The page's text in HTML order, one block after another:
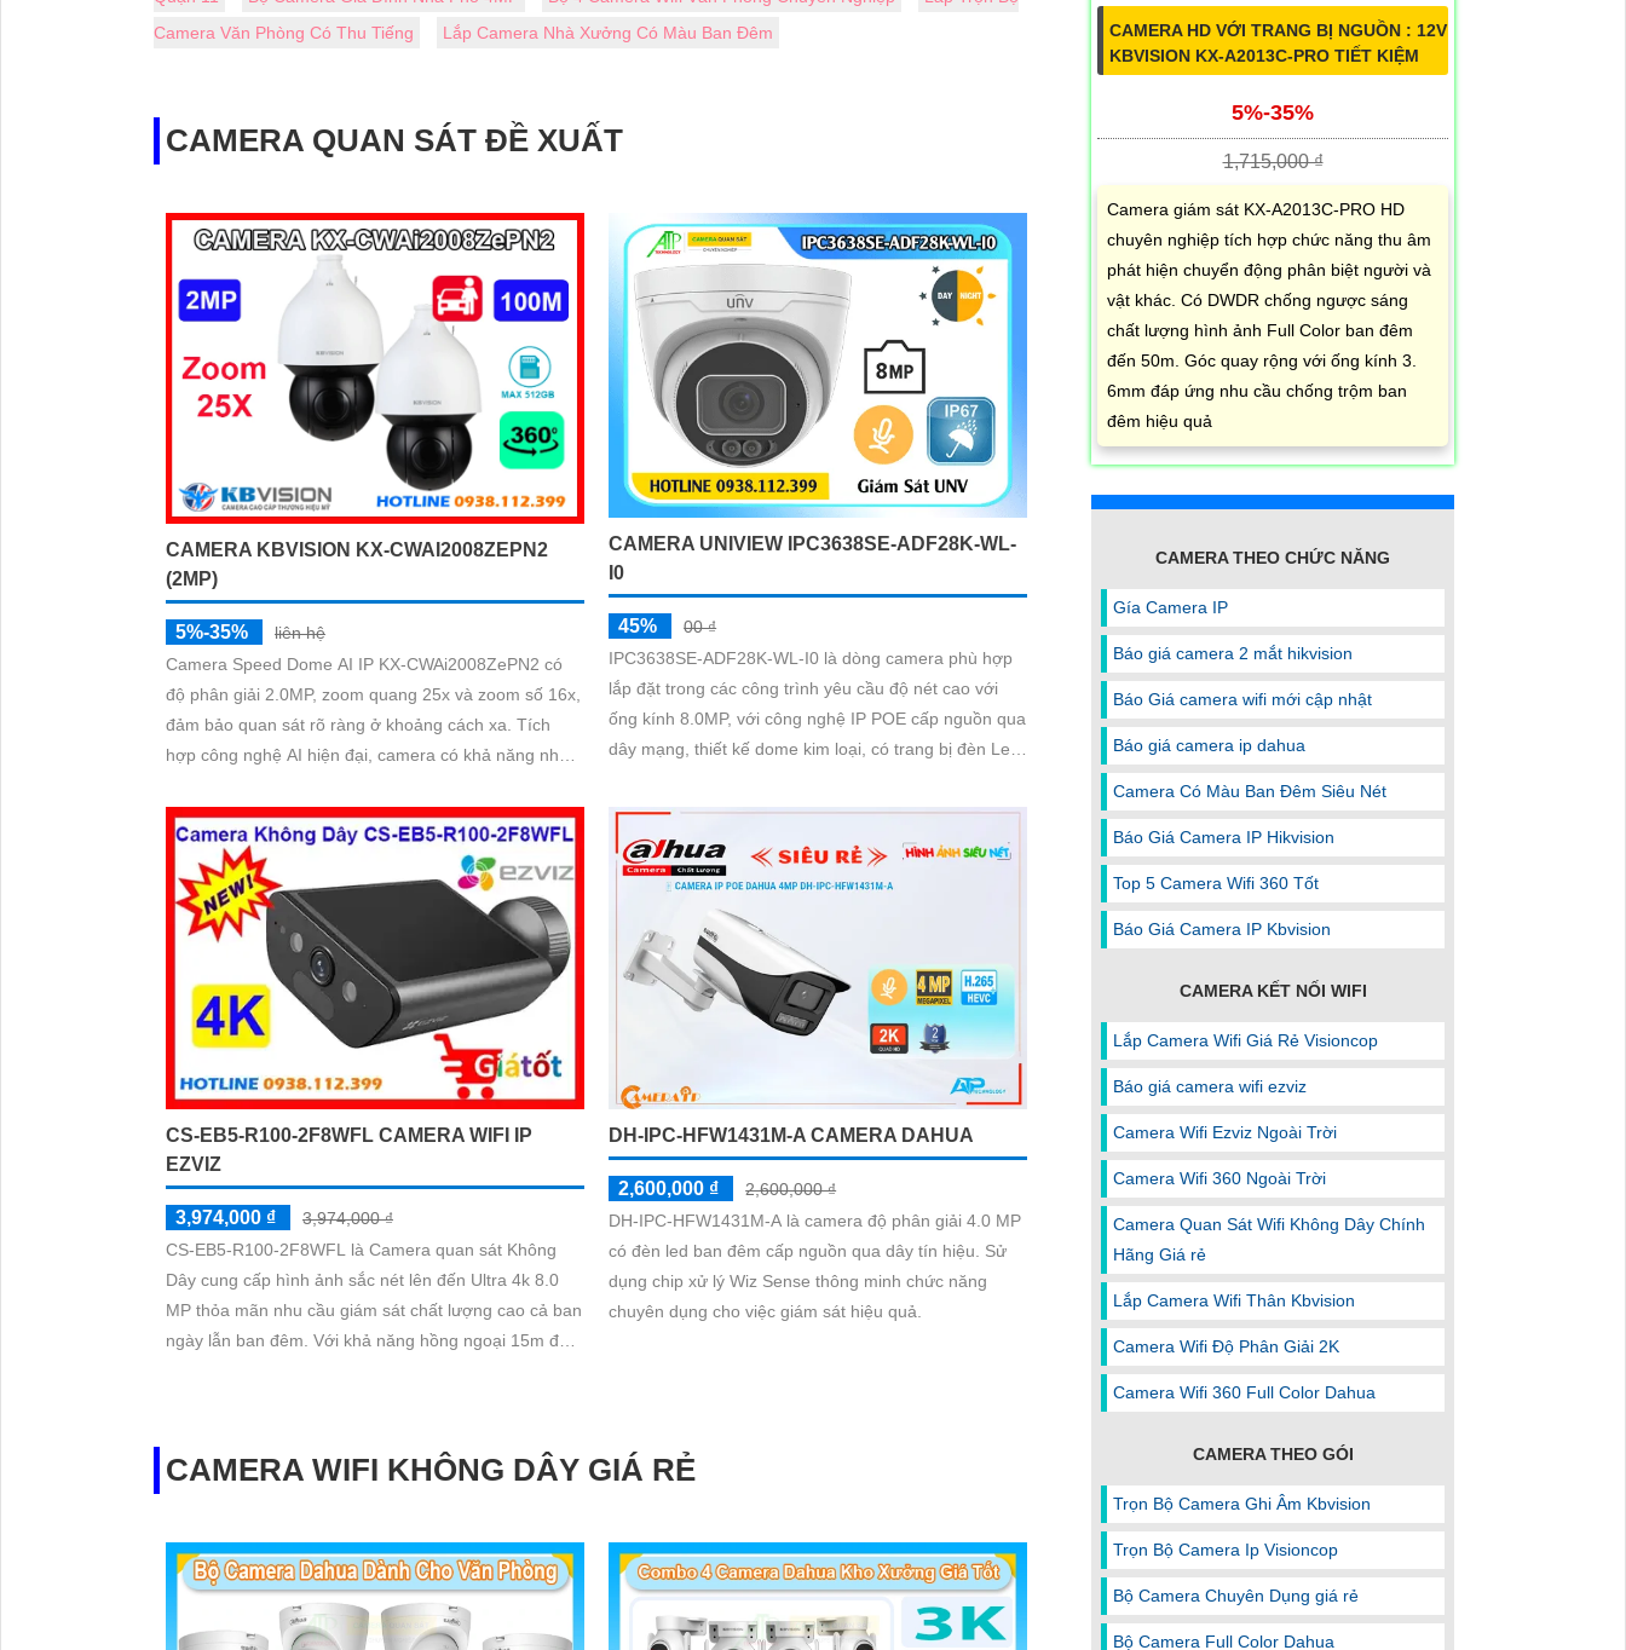
Camera Văn Phòng Có Thu Tiếng
Lắp Camera Nhà Xưởng Có Màu Ban Đêm
CAMERA QUAN SÁT ĐỀ XUẤT
CAMERA KBVISION KX-CWAI2008ZEPN2
(2MP)
5%-35%
liên hệ
Camera Speed Dome AI IP KX-CWAi2008ZePN2 có
độ phân giải 2.0MP, zoom quang 25x và zoom số 16x,
đảm bảo quan sát rõ ràng ở khoảng cách xa. Tích
hợp công nghệ AI hiện đại, camera có khả năng nhận
trợ thẻ nhớ MicroSD lên đến 512GB
CAMERA UNIVIEW IPC3638SE-ADF28K-WL-
I0
45%
00 ₫
IPC3638SE-ADF28K-WL-I0 là dòng camera phù hợp
lắp đặt trong các công trình yêu cầu độ nét cao với
ống kính 8.0MP, với công nghệ IP POE cấp nguồn qua
dây mạng, thiết kế dome kim loại, có trang bị đèn LeD
công nghệ chống ngược sáng WDR 120db
CS-EB5-R100-2F8WFL CAMERA WIFI IP
EZVIZ
3,974,000 ₫
3,974,000 ₫
CS-EB5-R100-2F8WFL là Camera quan sát Không
Dây cung cấp hình ảnh sắc nét lên đến Ultra 4k 8.0
MP thỏa mãn nhu cầu giám sát chất lượng cao cả ban
ngày lẫn ban đêm. Với khả năng hồng ngoại 15m đây
DH-IPC-HFW1431M-A CAMERA DAHUA
2,600,000 ₫
2,600,000 ₫
DH-IPC-HFW1431M-A là camera độ phân giải 4.0 MP
có đèn led ban đêm cấp nguồn qua dây tín hiệu. Sử
dụng chip xử lý Wiz Sense thông minh chức năng
chuyên dụng cho việc giám sát hiệu quả.
CAMERA WIFI KHÔNG DÂY GIÁ RẺ
CAMERA HD VỚI TRANG BỊ NGUỒN : 12V
KBVISION KX-A2013C-PRO TIẾT KIỆM
5%-35%
1,715,000 ₫
Camera giám sát KX-A2013C-PRO HD
chuyên nghiệp tích hợp chức năng thu âm
phát hiện chuyển động phân biệt người và
vật khác. Có DWDR chống ngược sáng
chất lượng hình ảnh Full Color ban đêm
đến 50m. Góc quay rộng với ống kính 3.
6mm đáp ứng nhu cầu chống trộm ban
đêm hiệu quả
CAMERA THEO CHỨC NĂNG
Gía Camera IP
Báo giá camera 2 mắt hikvision
Báo Giá camera wifi mới cập nhật
Báo giá camera ip dahua
Camera Có Màu Ban Đêm Siêu Nét
Báo Giá Camera IP Hikvision
Top 5 Camera Wifi 360 Tốt
Báo Giá Camera IP Kbvision
CAMERA KẾT NỐI WIFI
Lắp Camera Wifi Giá Rẻ Visioncop
Báo giá camera wifi ezviz
Camera Wifi Ezviz Ngoài Trời
Camera Wifi 360 Ngoài Trời
Camera Quan Sát Wifi Không Dây Chính
Hãng Giá rẻ
Lắp Camera Wifi Thân Kbvision
Camera Wifi Độ Phân Giải 2K
Camera Wifi 360 Full Color Dahua
CAMERA THEO GÓI
Trọn Bộ Camera Ghi Âm Kbvision
Trọn Bộ Camera Ip Visioncop
Bộ Camera Chuyên Dụng giá rẻ
Bộ Camera Full Color Dahua